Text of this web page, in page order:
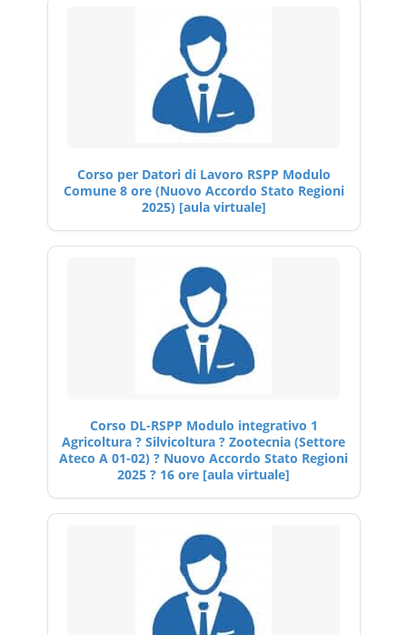
Corso per Datori di Lavoro RSPP Modulo
Comune 8 ore (Nuovo Accordo Stato Regioni
2025) [aula virtuale]
Corso DL-RSPP Modulo integrativo 1
Agricoltura ? Silvicoltura ? Zootecnia (Settore
Ateco A 01-02) ? Nuovo Accordo Stato Regioni
2025 ? 16 ore [aula virtuale]